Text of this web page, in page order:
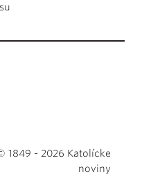
1849 - 2026 Katolícke
noviny